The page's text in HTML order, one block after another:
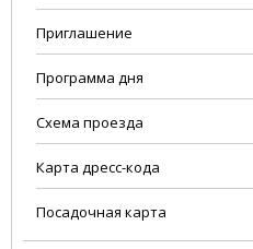
Приглашение
Программа дня
Схема проезда
Карта дресс-кода
Посадочная карта